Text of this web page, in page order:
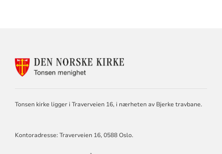
KONTAKTINFORMASJON
Tonsen kirke ligger i Traverveien 16, i nærheten av Bjerke travbane.
Kontoradresse: Traverveien 16, 0588 Oslo.